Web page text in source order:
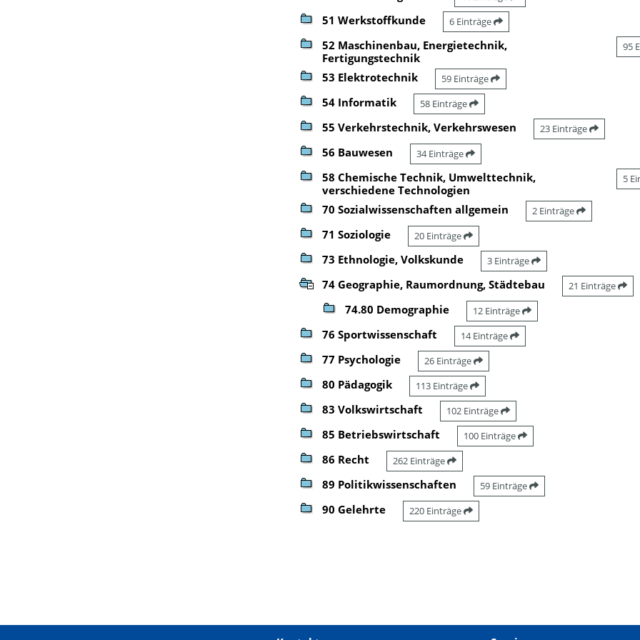
51 Werkstoffkunde 6 Einträge
52 Maschinenbau, Energietechnik,
Fertigungstechnik
95
53 Elektrotechnik 59 Einträge
54 Informatik 58 Einträge
55 Verkehrstechnik, Verkehrswesen 23 Einträge
56 Bauwesen 34 Einträge
58 Chemische Technik, Umwelttechnik,
verschiedene Technologien
5
70 Sozialwissenschaften allgemein 2 Einträge
71 Soziologie 20 Einträge
73 Ethnologie, Volkskunde 3 Einträge
74 Geographie, Raumordnung, Städtebau 21 Einträge
74.80 Demographie 12 Einträge
76 Sportwissenschaft 14 Einträge
77 Psychologie 26 Einträge
80 Pädagogik 113 Einträge
83 Volkswirtschaft 102 Einträge
85 Betriebswirtschaft 100 Einträge
86 Recht 262 Einträge
89 Politikwissenschaften 59 Einträge
90 Gelehrte 220 Einträge